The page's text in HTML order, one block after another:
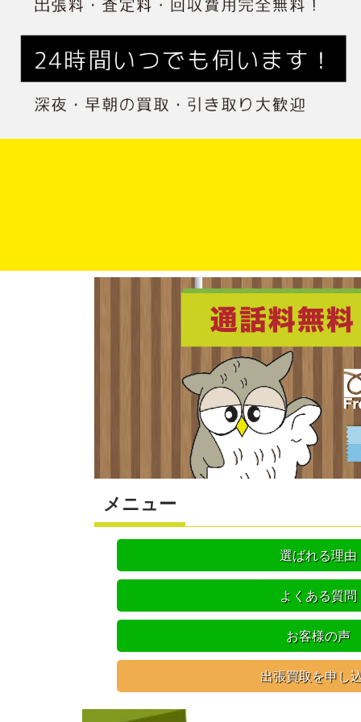
メニュー
選ばれる理由
よくある質問
お客様の声
出張買取を申し